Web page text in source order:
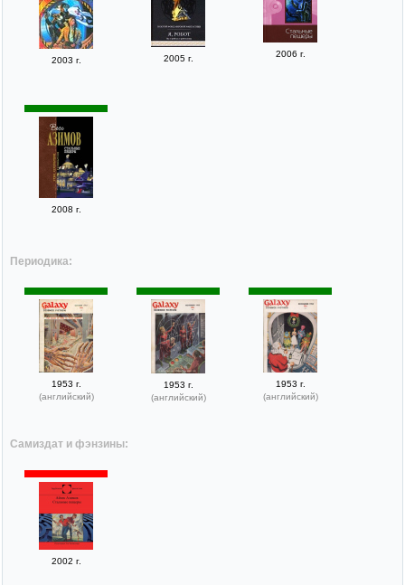
2003 г. 2005 г. 2006 г.
2008 г.
Периодика:
1953 г.
(английский)
1953 г.
(английский)
1953 г.
(английский)
Самиздат и фэнзины:
2002 г.